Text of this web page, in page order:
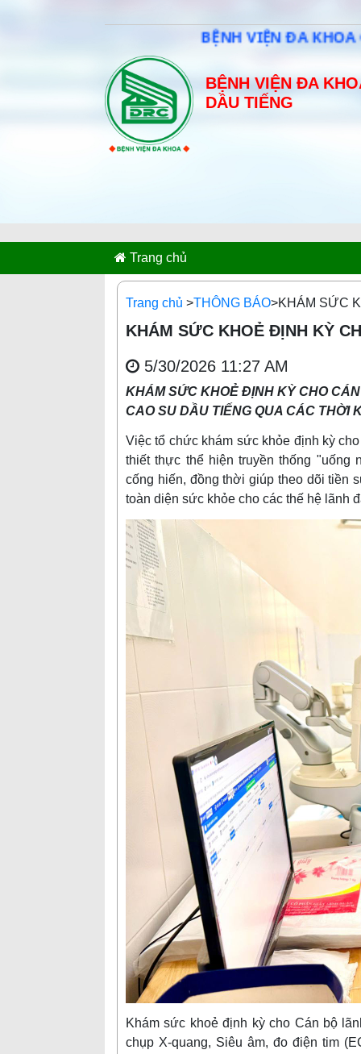
BỆNH VIỆN ĐA KHOA CAO SU
BỆNH VIỆN ĐA
DẦU TIẾNG
Trang chủ
Trang chủ >THÔNG BÁO>KHÁM SỨC
KHÁM SỨC KHOẺ ĐỊNH KỲ
5/30/2026 11:27 AM
KHÁM SỨC KHOẺ ĐỊNH KỲ CHO
CAO SU DẦU TIẾNG QUA CÁC THỜI
Việc tổ chức khám sức khỏe định kỳ
thiết thực thể hiện truyền thống
cống hiến, đồng thời giúp theo dõi tiền
toàn diện sức khỏe cho các thế hệ lãnh
Khám sức khoẻ định kỳ cho Cán bộ
chụp X-quang, Siêu âm, đo điện tim